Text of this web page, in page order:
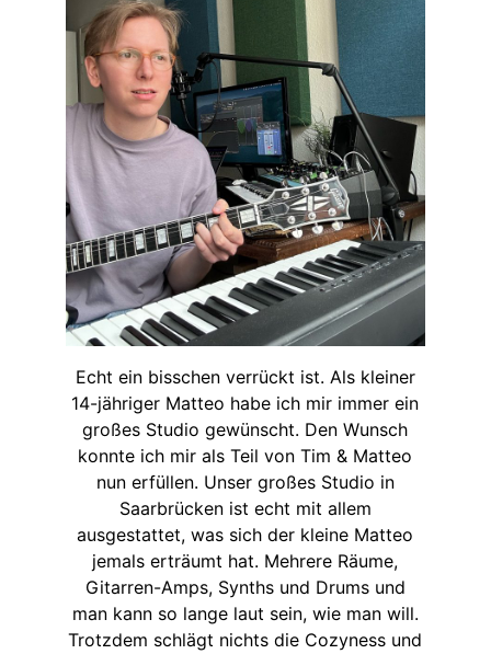
Echt ein bisschen verrückt ist. Als kleiner
14-jähriger Matteo habe ich mir immer ein
großes Studio gewünscht. Den Wunsch
konnte ich mir als Teil von Tim & Matteo
nun erfüllen. Unser großes Studio in
Saarbrücken ist echt mit allem
ausgestattet, was sich der kleine Matteo
jemals erträumt hat. Mehrere Räume,
Gitarren-Amps, Synths und Drums und
man kann so lange laut sein, wie man will.
Trotzdem schlägt nichts die Cozyness und